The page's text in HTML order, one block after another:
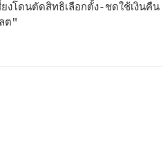
โดนตัดสิทธิเลือกตั้ง-ชดใช้เงินคืน
ต"